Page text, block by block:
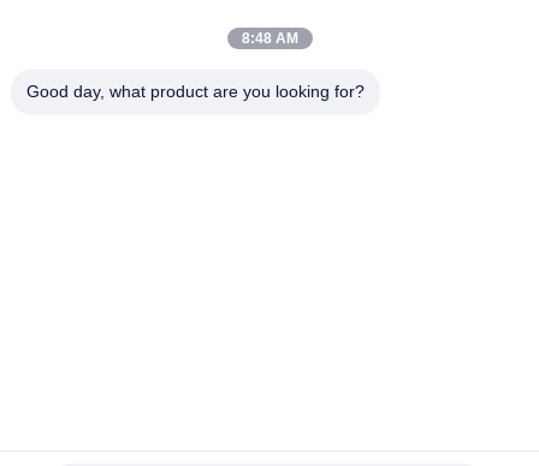
8:48 AM
Good day, what product are you looking for?